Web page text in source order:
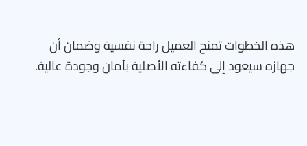
هذه الخطوات تمنح العميل راحة نفسية وضمان أن
جهازه سيعود إلى كفاءته الأصلية بأمان وجودة عالية.